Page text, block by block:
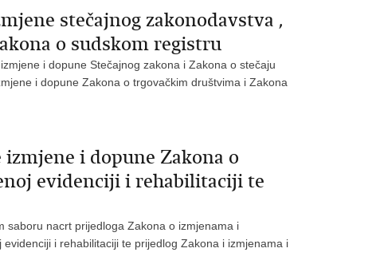
stečajnog zakonodavstva ,
o sudskom registru
i dopune Stečajnog zakona i Zakona o stečaju
i dopune Zakona o trgovačkim društvima i Zakona
i dopune Zakona o
evidenciji i rehabilitaciji te
saboru nacrt prijedloga Zakona o izmjenama i
i rehabilitaciji te prijedlog Zakona i izmjenama i